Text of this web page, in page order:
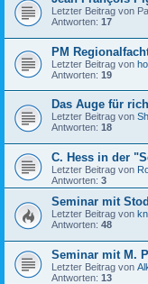
Letzter Beitrag von
Antworten: 17
PM
Letzter Beitrag von
Antworten: 19
Das Auge für
Letzter Beitrag von
Antworten: 18
C. Hess in der
Letzter Beitrag von
Antworten: 3
Seminar mit
Letzter Beitrag von
Antworten: 48
Seminar mit M.
Letzter Beitrag von
Antworten: 13